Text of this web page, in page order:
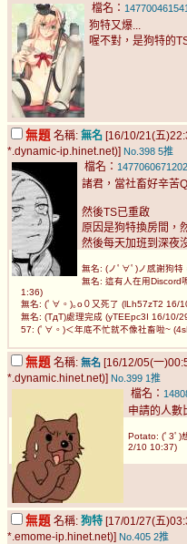
檔名：
狗特又爆...
喔不對，是狗特的
無題 名稱: 無名 [16/10/21(五
*.dynamic-ip.hinet.net)] No.398 5推
檔名：
諸君，當社畜好辛苦
然後TS已重啟
原因是狗特換房間，
然後每天加班到深夜
無名: (ノﾟ∀ﾟ)ノ感謝狗
無名: 這有人在用Discord
1:36)
無名: (ﾟ∀。)｡o０又死了 (lLh57zT2 16/
無名: (TдT)處理完成 (yTEEpc3I 16/10/
57: (ﾟ∀。)＜年底不忙就不像社畜啦~
無題 名稱: 無名 [16/12/05(一
*.dynamic.hinet.net)] No.399 1推
檔名：
申請的人數
Potato: (ﾟ3ﾟ)
2/10 10:37)
無題 名稱: 狗特 [17/01/27(五
*.emome-ip.hinet.net)] No.405 2推